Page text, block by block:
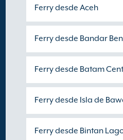
Ferry desde Aceh
Ferry desde Bandar
Ferry desde Batam
Ferry desde Isla de
Ferry desde Bintan